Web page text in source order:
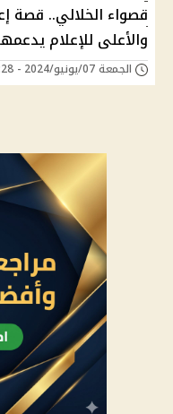
قصواء الخلالي..
والأعلى للإعلام
الجمعة 07/يونيو/2024 - 06:28 م